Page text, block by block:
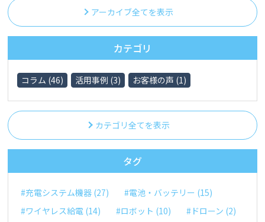
アーカイブ全てを表示
カテゴリ
コラム (46) 活用事例 (3) お客様の声 (1)
カテゴリ全てを表示
タグ
#充電システム機器 (27)
#電池・バッテリー (15)
#ワイヤレス給電 (14)
#ロボット (10)
#ドローン (2)